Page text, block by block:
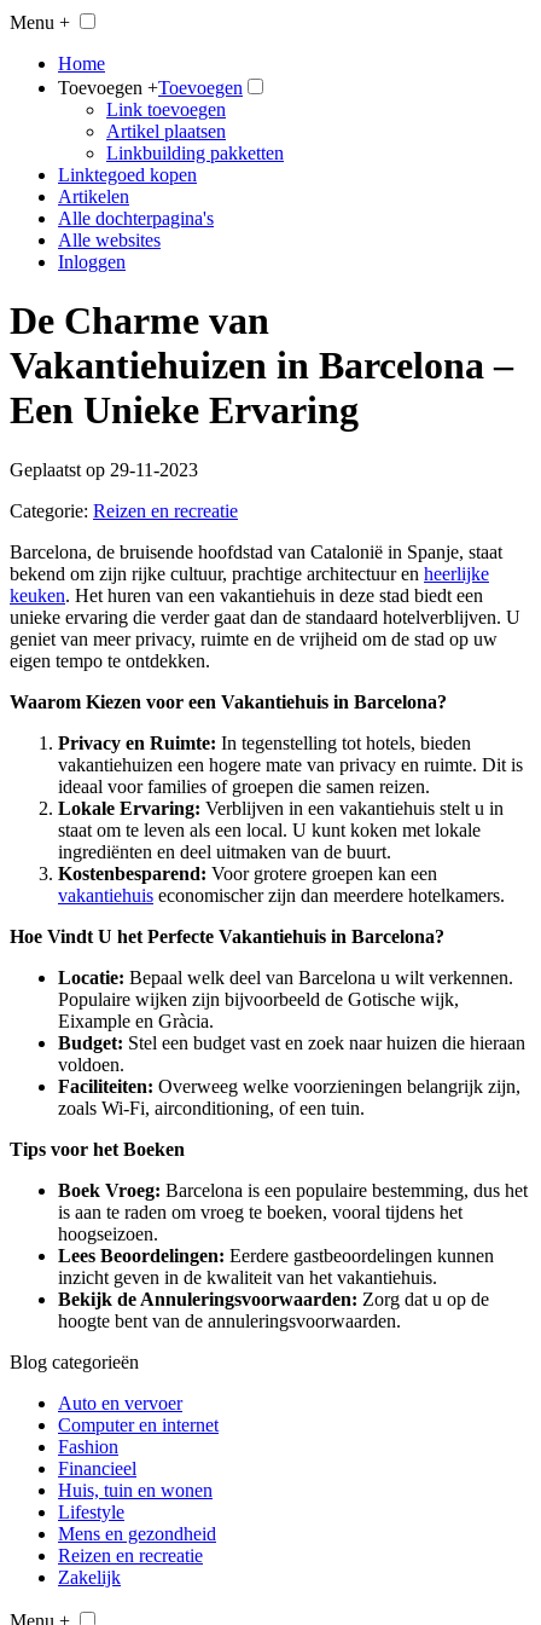
Menu +
Home
Toevoegen +Toevoegen
Link toevoegen
Artikel plaatsen
Linkbuilding pakketten
Linktegoed kopen
Artikelen
Alle dochterpagina's
Alle websites
Inloggen
De Charme van
Vakantiehuizen in Barcelona –
Een Unieke Ervaring
Geplaatst op 29-11-2023
Categorie: Reizen en recreatie
Barcelona, de bruisende hoofdstad van Catalonië in Spanje, staat
bekend om zijn rijke cultuur, prachtige architectuur en heerlijke
keuken. Het huren van een vakantiehuis in deze stad biedt een
unieke ervaring die verder gaat dan de standaard hotelverblijven. U
geniet van meer privacy, ruimte en de vrijheid om de stad op uw
eigen tempo te ontdekken.
Waarom Kiezen voor een Vakantiehuis in Barcelona?
Privacy en Ruimte: In tegenstelling tot hotels, bieden
vakantiehuizen een hogere mate van privacy en ruimte. Dit is
ideaal voor families of groepen die samen reizen.
Lokale Ervaring: Verblijven in een vakantiehuis stelt u in
staat om te leven als een local. U kunt koken met lokale
ingrediënten en deel uitmaken van de buurt.
Kostenbesparend: Voor grotere groepen kan een
vakantiehuis economischer zijn dan meerdere hotelkamers.
Hoe Vindt U het Perfecte Vakantiehuis in Barcelona?
Locatie: Bepaal welk deel van Barcelona u wilt verkennen.
Populaire wijken zijn bijvoorbeeld de Gotische wijk,
Eixample en Gràcia.
Budget: Stel een budget vast en zoek naar huizen die hieraan
voldoen.
Faciliteiten: Overweeg welke voorzieningen belangrijk zijn,
zoals Wi-Fi, airconditioning, of een tuin.
Tips voor het Boeken
Boek Vroeg: Barcelona is een populaire bestemming, dus het
is aan te raden om vroeg te boeken, vooral tijdens het
hoogseizoen.
Lees Beoordelingen: Eerdere gastbeoordelingen kunnen
inzicht geven in de kwaliteit van het vakantiehuis.
Bekijk de Annuleringsvoorwaarden: Zorg dat u op de
hoogte bent van de annuleringsvoorwaarden.
Blog categorieën
Auto en vervoer
Computer en internet
Fashion
Financieel
Huis, tuin en wonen
Lifestyle
Mens en gezondheid
Reizen en recreatie
Zakelijk
Menu +